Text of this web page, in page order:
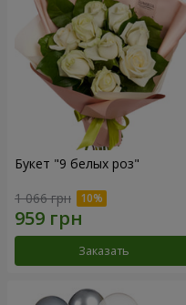
Букет "9 белых роз"
1 066 грн
Заказать